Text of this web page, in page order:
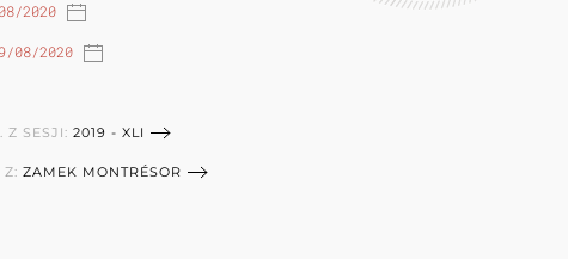
2020
08/2020
Z SESJI: 2019 - XLI
Z: ZAMEK MONTRÉSOR